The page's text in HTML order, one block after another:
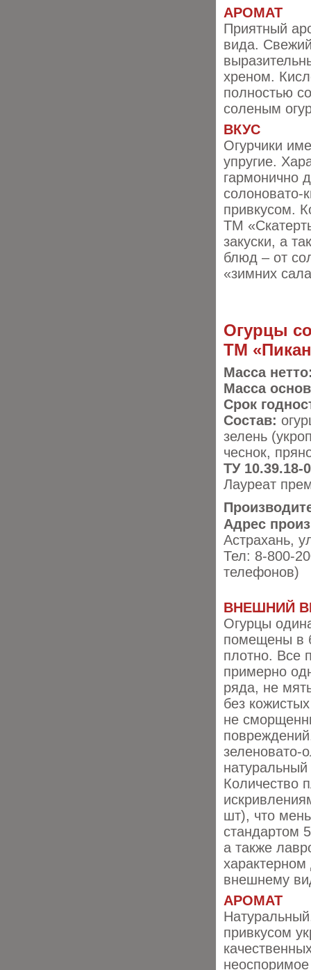
АРОМАТ
Приятный
вида.
хреном.
полностью
соленым
ВКУС
Огурчики
упругие.
гармонично
солоновато-
привкусом.
ТМ
закуски, а
блюд – от
«зимних
Огурцы
ТМ
Масса
Масса
Срок
Состав:
зелень
чеснок,
ТУ 10.39.18-
​Лауреат
Адрес
Астрахань,
Тел: 8-800-
телефонов)
ВНЕШНИЙ
Огурцы
помещены в
плотно. Все
примерно
ряда, не
без
не
зеленовато-
натуральный
Количество
шт), что
стандартом
а также
ха
внешнему
АРОМАТ
привкусом
неоспоримое